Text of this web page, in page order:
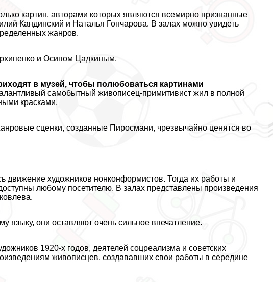
картин, авторами которых являются всемирно признанные
Кандинский и Наталья Гончарова. В залах можно увидеть
жанров.
и Осипом Цадкиным.
в музей, чтобы полюбоваться картинами
самобытный живописец-примитивист жил в полной
красками.
сценки, созданные Пиросмани, чрезвычайно ценятся во
художников нонконформистов. Тогда их работы и
любому посетителю. В залах представлены произведения
языку, они оставляют очень сильное впечатление.
1920-х годов, деятелей соцреализма и советских
живописцев, создававших свои работы в середине